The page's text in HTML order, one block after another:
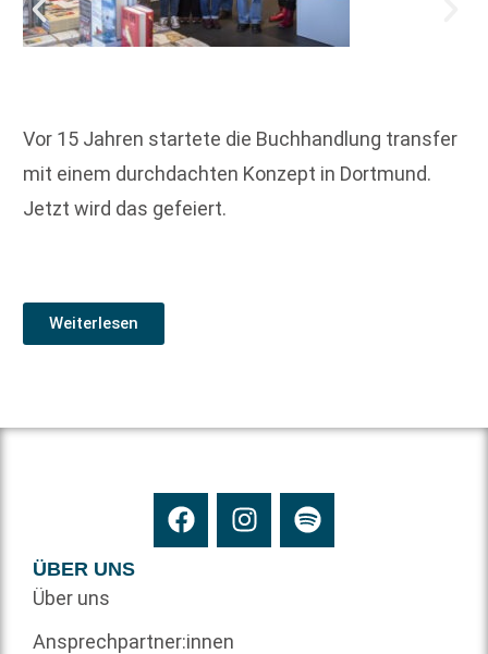
Vor 15 Jahren startete die Buchhandlung transfer
mit einem durchdachten Konzept in Dortmund.
Jetzt wird das gefeiert.
Weiterlesen
ÜBER UNS
Über uns
Ansprechpartner:innen